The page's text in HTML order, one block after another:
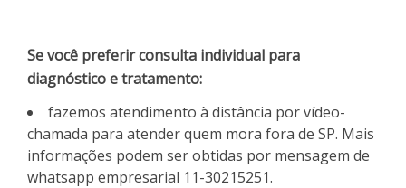
Se você preferir consulta individual para
diagnóstico e tratamento:
fazemos atendimento à distância por vídeo-
chamada para atender quem mora fora de SP. Mais
informações podem ser obtidas por mensagem de
whatsapp empresarial 11-30215251.